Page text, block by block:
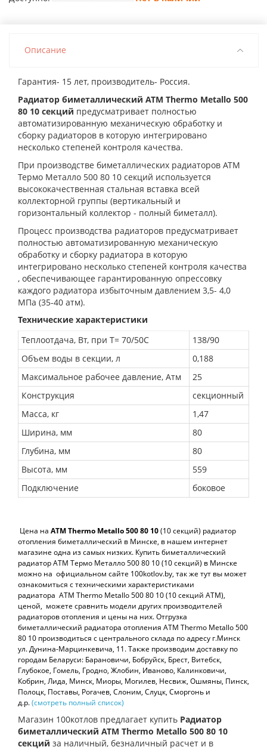
Описание
Гарантия- 15 лет, производитель- Россия.
Радиатор биметаллический ATM Thermo Metallo 500
80 10 секций предусматривает полностью
автоматизированную механическую обработку и
сборку радиаторов в которую интегрировано
несколько степеней контроля качества.
При производстве биметаллических радиаторов АТМ
Термо Металло 500 80 10 секций используется
высококачественная стальная вставка всей
коллекторной группы (вертикальный и
горизонтальный коллектор - полный биметалл).
Процесс производства радиаторов предусматривает
полностью автоматизированную механическую
обработку и сборку радиатора в которую
интегрировано несколько степеней контроля качества
, обеспечивающее гарантированную опрессовку
каждого радиатора избыточным давлением 3,5- 4,0
МПа (35-40 атм).
Технические характеристики
Теплоотдача, Вт, при Т= 70/50С
138/90
Объем воды в секции, л
0,188
Максимальное рабочее давление, Атм
25
Конструкция
секционный
Масса, кг
1,47
Ширина, мм
80
Глубина, мм
80
Высота, мм
559
Подключение
боковое
Цена на ATM Thermo Metallo 500 80 10(10 секций) радиатор
отопления биметаллический в Минске, в нашем интернет
магазине одна из самых низких. Купить биметаллический
радиатор АТМ Термо Металло 500 80 10 (10 секций) в Минске
можно на официальном сайте 100kotlov.by, так же тут вы может
ознакомиться с техническими характеристиками
радиатора ATM Thermo Metallo 500 80 10 (10 секций АТМ),
ценой, можете сравнить модели других производителей
радиаторов отопления и цены на них. Отгрузка
биметаллический радиатора отопления ATM Thermo Metallo 500
80 10 производиться с центрального склада по адресу г.Минск
ул. Дунина-Марцинкевича, 11. Также производим доставку по
городам Беларуси: Барановичи, Бобруйск, Брест, Витебск,
Глубокое, Гомель, Гродно, Жлобин, Иваново, Калинковичи,
Кобрин, Лида, Минск, Миоры, Могилев, Несвиж, Ошмяны, Пинск,
Полоцк, Поставы, Рогачев, Слоним, Слуцк, Сморгонь и
д.р.(смотреть полный список)
Магазин 100котлов предлагает купить Радиатор
биметаллический ATM Thermo Metallo 500 80 10
секций за наличный, безналичный расчет и в